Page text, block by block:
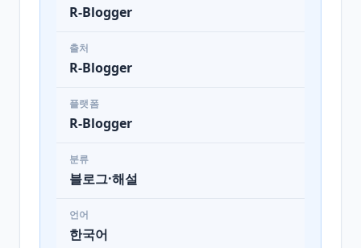
R-Blogger
출처
R-Blogger
플랫폼
R-Blogger
분류
블로그·해설
언어
한국어